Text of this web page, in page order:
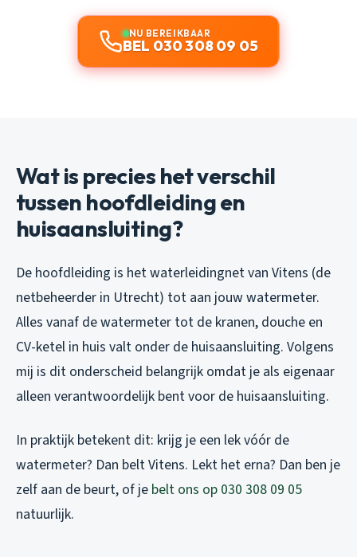
NU BEREIKBAAR
BEL 030 308 09 05
Wat is precies het verschil
tussen hoofdleiding en
huisaansluiting?
De hoofdleiding is het waterleidingnet van Vitens (de
netbeheerder in Utrecht) tot aan jouw watermeter.
Alles vanaf de watermeter tot de kranen, douche en
CV-ketel in huis valt onder de huisaansluiting. Volgens
mij is dit onderscheid belangrijk omdat je als eigenaar
alleen verantwoordelijk bent voor de huisaansluiting.
In praktijk betekent dit: krijg je een lek vóór de
watermeter? Dan belt Vitens. Lekt het erna? Dan ben je
zelf aan de beurt, of je belt ons op 030 308 09 05
natuurlijk.